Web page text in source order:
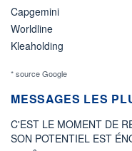
Capgemini
Worldline
Kleaholding
* source Google
MESSAGES LES
C'EST LE MOMENT DE
SON POTENTIEL EST